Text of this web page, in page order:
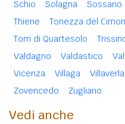
Schio
Solagna Sossano
Thiene
Tonezza del
Torri di Quartesolo
Valdagno
Valdastico
Vicenza
Villaga Villaverla
Zovencedo
Zugliano
Vedi anche